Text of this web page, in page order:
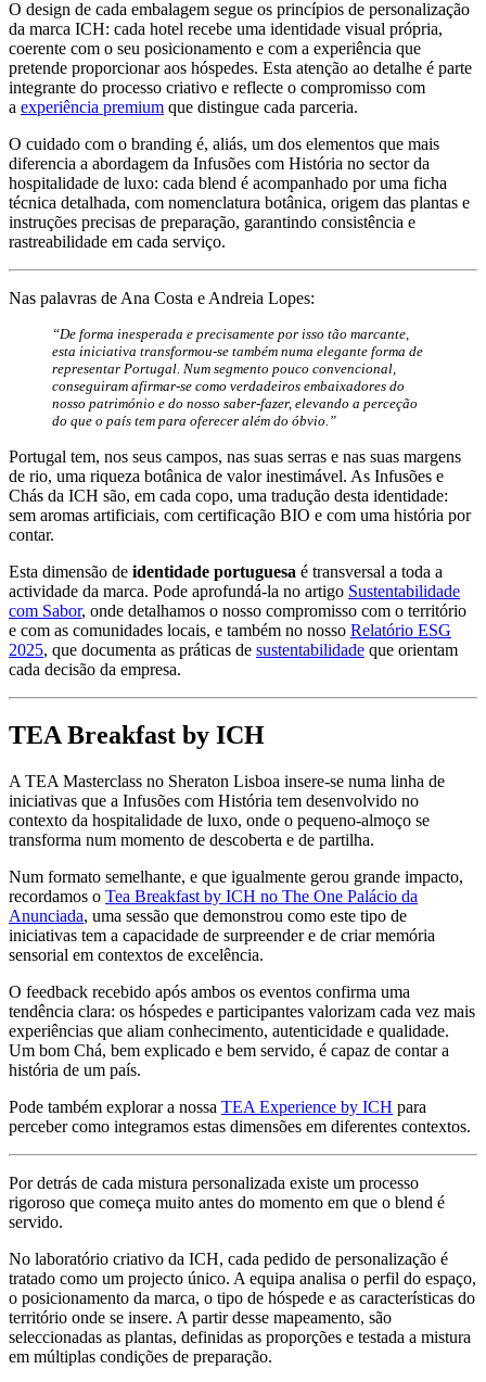
O design de cada embalagem segue os princípios de personalização
da marca ICH: cada hotel recebe uma identidade visual própria,
coerente com o seu posicionamento e com a experiência que
pretende proporcionar aos hóspedes. Esta atenção ao detalhe é parte
integrante do processo criativo e reflecte o compromisso com
a experiência premium que distingue cada parceria.
O cuidado com o branding é, aliás, um dos elementos que mais
diferencia a abordagem da Infusões com História no sector da
hospitalidade de luxo: cada blend é acompanhado por uma ficha
técnica detalhada, com nomenclatura botânica, origem das plantas e
instruções precisas de preparação, garantindo consistência e
rastreabilidade em cada serviço.
Nas palavras de Ana Costa e Andreia Lopes:
“De forma inesperada e precisamente por isso tão marcante,
esta iniciativa transformou-se também numa elegante forma de
representar Portugal. Num segmento pouco convencional,
conseguiram afirmar-se como verdadeiros embaixadores do
nosso património e do nosso saber-fazer, elevando a perceção
do que o país tem para oferecer além do óbvio.”
Portugal tem, nos seus campos, nas suas serras e nas suas margens
de rio, uma riqueza botânica de valor inestimável. As Infusões e
Chás da ICH são, em cada copo, uma tradução desta identidade:
sem aromas artificiais, com certificação BIO e com uma história por
contar.
Esta dimensão de identidade portuguesa é transversal a toda a
actividade da marca. Pode aprofundá-la no artigo Sustentabilidade
com Sabor, onde detalhamos o nosso compromisso com o território
e com as comunidades locais, e também no nosso Relatório ESG
2025, que documenta as práticas de sustentabilidade que orientam
cada decisão da empresa.
TEA Breakfast by ICH
A TEA Masterclass no Sheraton Lisboa insere-se numa linha de
iniciativas que a Infusões com História tem desenvolvido no
contexto da hospitalidade de luxo, onde o pequeno-almoço se
transforma num momento de descoberta e de partilha.
Num formato semelhante, e que igualmente gerou grande impacto,
recordamos o Tea Breakfast by ICH no The One Palácio da
Anunciada, uma sessão que demonstrou como este tipo de
iniciativas tem a capacidade de surpreender e de criar memória
sensorial em contextos de excelência.
O feedback recebido após ambos os eventos confirma uma
tendência clara: os hóspedes e participantes valorizam cada vez mais
experiências que aliam conhecimento, autenticidade e qualidade.
Um bom Chá, bem explicado e bem servido, é capaz de contar a
história de um país.
Pode também explorar a nossa TEA Experience by ICH para
perceber como integramos estas dimensões em diferentes contextos.
Por detrás de cada mistura personalizada existe um processo
rigoroso que começa muito antes do momento em que o blend é
servido.
No laboratório criativo da ICH, cada pedido de personalização é
tratado como um projecto único. A equipa analisa o perfil do espaço,
o posicionamento da marca, o tipo de hóspede e as características do
território onde se insere. A partir desse mapeamento, são
seleccionadas as plantas, definidas as proporções e testada a mistura
em múltiplas condições de preparação.